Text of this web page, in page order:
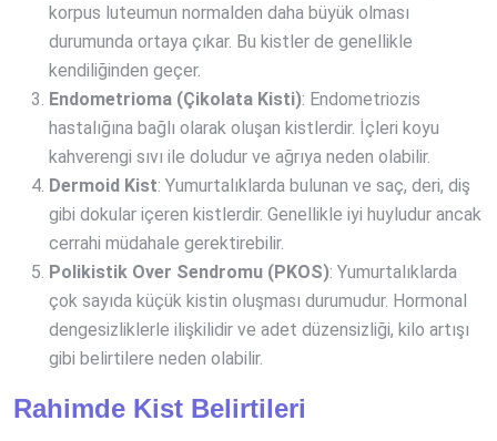
korpus luteumun normalden daha büyük olması
durumunda ortaya çıkar. Bu kistler de genellikle
kendiliğinden geçer.
Endometrioma (Çikolata Kisti): Endometriozis
hastalığına bağlı olarak oluşan kistlerdir. İçleri koyu
kahverengi sıvı ile doludur ve ağrıya neden olabilir.
Dermoid Kist: Yumurtalıklarda bulunan ve saç, deri, diş
gibi dokular içeren kistlerdir. Genellikle iyi huyludur ancak
cerrahi müdahale gerektirebilir.
Polikistik Over Sendromu (PKOS): Yumurtalıklarda
çok sayıda küçük kistin oluşması durumudur. Hormonal
dengesizliklerle ilişkilidir ve adet düzensizliği, kilo artışı
gibi belirtilere neden olabilir.
Rahimde Kist Belirtileri